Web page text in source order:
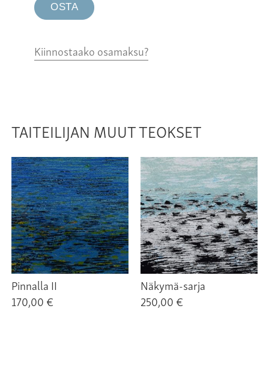
OSTA
Kiinnostaako osamaksu?
TAITEILIJAN MUUT TEOKSET
Pinnalla II
170,00 €
Näkymä-sarja
250,00 €